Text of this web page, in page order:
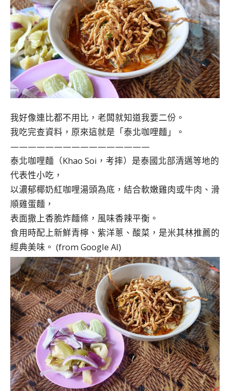
我好像連比都不用比，老闆就知道我要二份。
我吃完查資料，原來這就是「泰北咖哩麵」。
————————————————
泰北咖哩麵（Khao Soi，考摔）是泰國北部清邁等地的
代表性小吃，
以濃郁椰奶紅咖哩湯頭為底，結合軟嫩雞肉或牛肉、滑
順雞蛋麵，
表面撒上香脆炸麵條，風味香辣平衡。
食用時配上新鮮青檸、紫洋蔥、酸菜，是米其林推薦的
經典美味。 (from Google AI)